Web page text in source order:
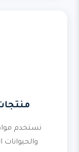
نستخدم